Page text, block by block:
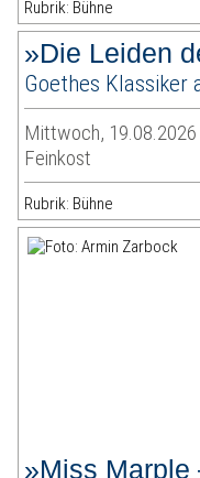
Rubrik: Bühne
»Die Leiden
Goethes Klassiker
Mittwoch, 19.08.2026
Feinkost
Rubrik: Bühne
»Miss Marple